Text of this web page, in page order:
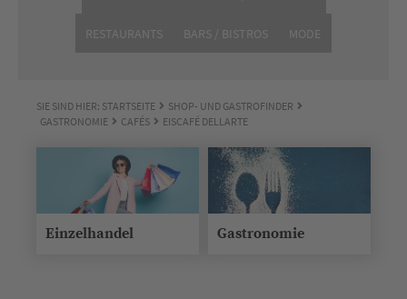
RESTAURANTS BARS / BISTROS MODE
SIE SIND HIER: STARTSEITE
SHOP- UND GASTROFINDER
GASTRONOMIE
CAFÉS EISCAFÉ DELLARTE
Einzelhandel Gastronomie